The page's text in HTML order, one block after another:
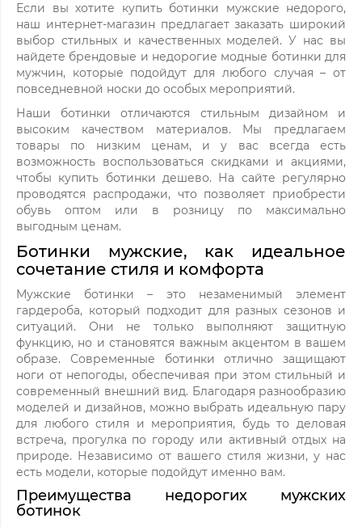
Если вы хотите купить ботинки мужские недорого,
наш интернет-магазин предлагает заказать широкий
выбор стильных и качественных моделей. У нас вы
найдете брендовые и недорогие модные ботинки для
мужчин, которые подойдут для любого случая – от
повседневной носки до особых мероприятий.
Наши ботинки отличаются стильным дизайном и
высоким качеством материалов. Мы предлагаем
товары по низким ценам, и у вас всегда есть
возможность воспользоваться скидками и акциями,
чтобы купить ботинки дешево. На сайте регулярно
проводятся распродажи, что позволяет приобрести
обувь оптом или в розницу по максимально
выгодным ценам.
Ботинки мужские, как идеальное
сочетание стиля и комфорта
Мужские ботинки – это незаменимый элемент
гардероба, который подходит для разных сезонов и
ситуаций. Они не только выполняют защитную
функцию, но и становятся важным акцентом в вашем
образе. Современные ботинки отлично защищают
ноги от непогоды, обеспечивая при этом стильный и
современный внешний вид. Благодаря разнообразию
моделей и дизайнов, можно выбрать идеальную пару
для любого стиля и мероприятия, будь то деловая
встреча, прогулка по городу или активный отдых на
природе. Независимо от вашего стиля жизни, у нас
есть модели, которые подойдут именно вам.
Преимущества недорогих мужских
ботинок